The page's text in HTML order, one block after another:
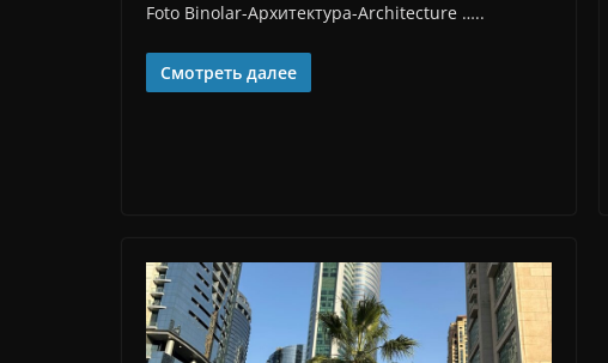
Foto Binolar-Архитектура-Architecture …..
Смотреть далее